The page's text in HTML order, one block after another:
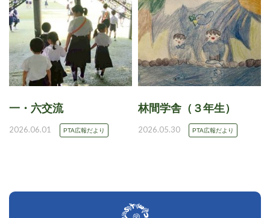
一・六交流
2026.06.01 PTA広報だより
林間学舎（３年生）
2026.05.30 PTA広報だより